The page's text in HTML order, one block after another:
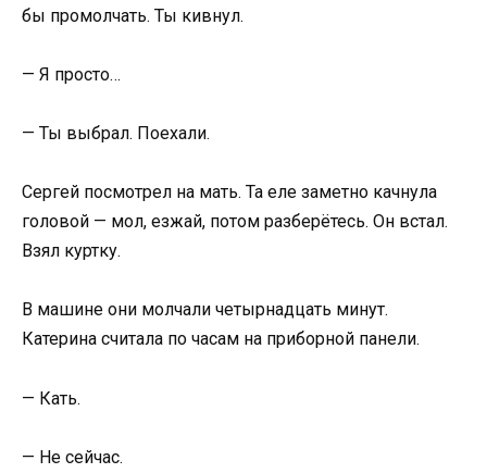
бы промолчать. Ты кивнул.
— Я просто…
— Ты выбрал. Поехали.
Сергей посмотрел на мать. Та еле заметно качнула
головой — мол, езжай, потом разберётесь. Он встал.
Взял куртку.
В машине они молчали четырнадцать минут.
Катерина считала по часам на приборной панели.
— Кать.
— Не сейчас.